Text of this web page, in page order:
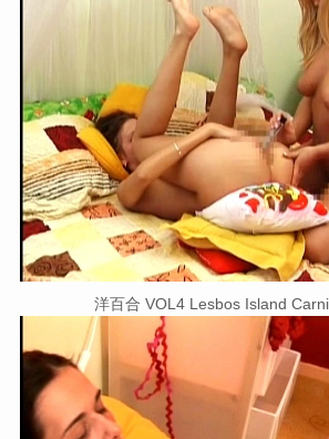
洋百合 VOL4 Lesbos Island